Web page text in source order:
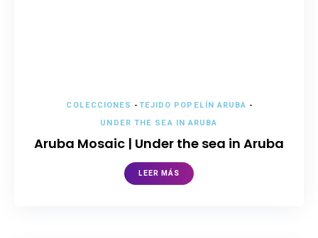
COLECCIONES -TEJIDO POPELÍN ARUBA -
UNDER THE SEA IN ARUBA
Aruba Mosaic | Under the sea in Aruba
LEER MÁS